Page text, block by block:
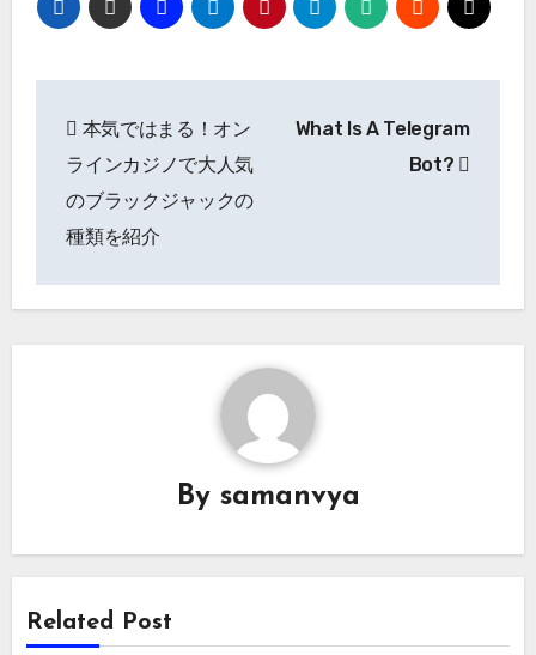
navigation
本気ではまる！オン
ラインカジノで大人気
のブラックジャックの
種類を紹介
What Is A Telegram
Bot?
By samanvya
Related Post